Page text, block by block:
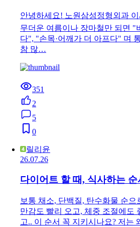
안녕하세요! 노원삼성정형외과
무더운 여름이나 장마철만 되면 "
다", "손목·어깨가 더 아프다" 며
참 많…
351
2
5
0
릴리윤
26.07.26
다이어트 할 때, 식사하는 순
보통 채소, 단백질, 탄수화물 순
만감도 빨리 오고, 체중 조절에도
고.. 이 순서 꼭 지키시나요? 저는